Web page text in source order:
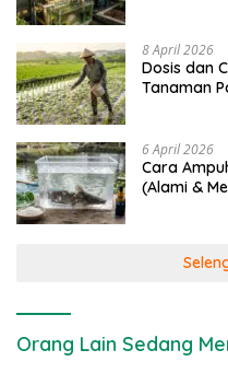
8 April 2026
Dosis dan
Tanaman
6 April 2026
Cara
(Alami &
Orang Lain Sedang